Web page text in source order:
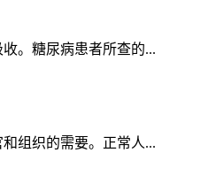
。糖尿病患者所查的...
组织的需要。正常人...